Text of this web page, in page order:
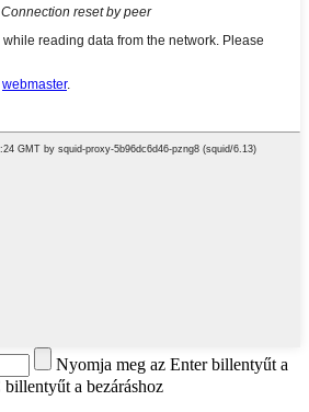
Nyomja meg az Enter billentyűt a
billentyűt a bezáráshoz